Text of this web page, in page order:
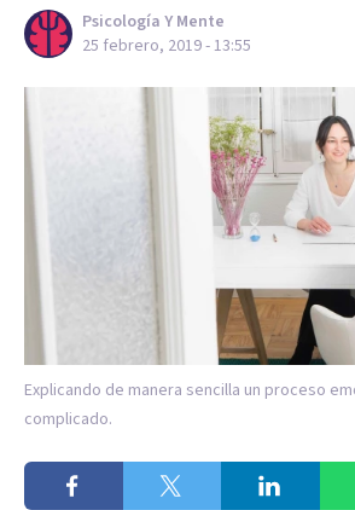
Psicología Y Mente
25 febrero, 2019 - 13:55
Explicando de manera sencilla un proceso
complicado.